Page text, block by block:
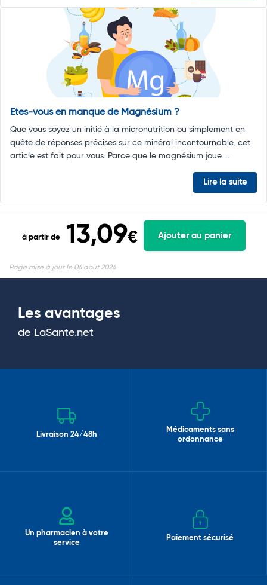
Etes-vous en manque de Magnésium ?
Que vous soyez un initié à la micronutrition ou simplement en
quête de réponses précises sur ce minéral incontournable, cet
article est fait pour vous. Parce que le magnésium joue ...
Lire la suite
à partir de 13,09€ Ajouter au panier
Page mise à jour le 06 aout 2026
Les avantages
de LaSante.net
Livraison 24/48h
Médicaments sans
ordonnance
Un pharmacien à votre
service
Paiement sécurisé